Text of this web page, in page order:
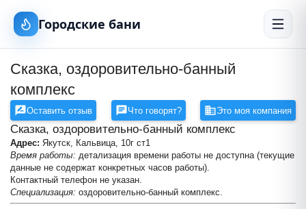
Городские бани
Сказка, оздоровительно-банный
комплекс
Оставить отзыв Что говорят? Это моя компания
Сказка, оздоровительно-банный комплекс
Адрес: Якутск, Кальвица, 10г ст1
Время работы: детализация времени работы не доступна (текущие
данные не содержат конкретных часов работы).
Контактный телефон не указан.
Cпециализация: оздоровительно-банный комплекс.